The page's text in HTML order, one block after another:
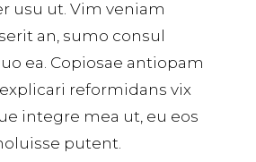
usu ut. Vim veniam
an, sumo consul
ea. Copiosae antiopam
reformidans vix
integre mea ut, eu eos
putent.